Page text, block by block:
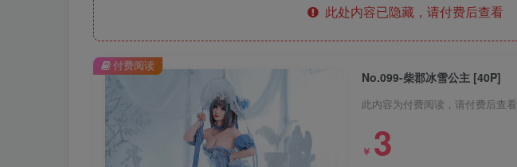
此处内容已隐藏，请付费后查看
No.099-柴郡冰雪公主 [40P]
此内容为付费阅读，请付费后查看
￥ 3
付费阅读